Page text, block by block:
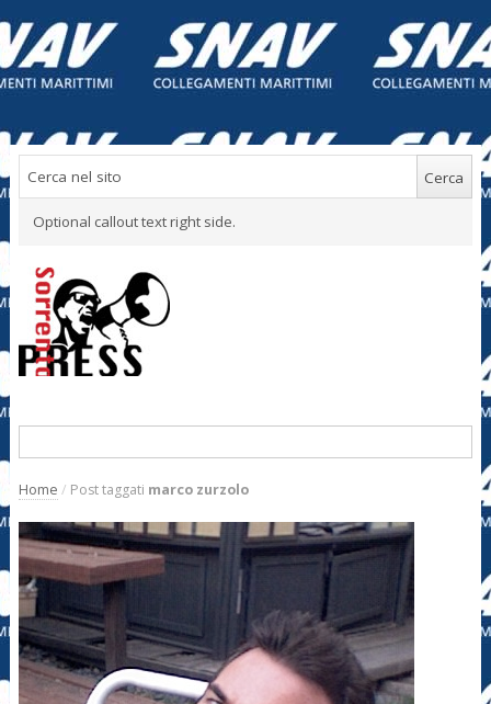
Optional callout text right side.
Home / Post taggati marco zurzolo